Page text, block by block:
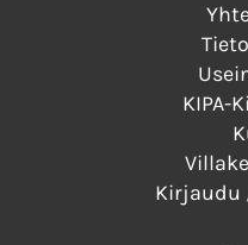
KIPA-
Kirjaudu